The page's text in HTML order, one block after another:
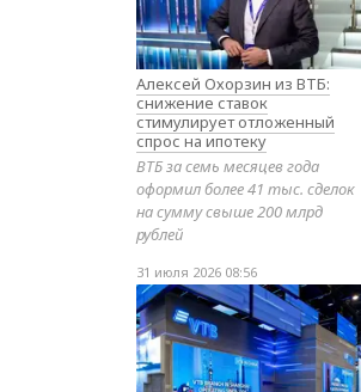
Алексей Охорзин из ВТБ:
снижение ставок
стимулирует отложенный
спрос на ипотеку
ВТБ за семь месяцев года
оформил более 41 тыс. сделок
на сумму свыше 200 млрд
рублей
31 июля 2026 08:56